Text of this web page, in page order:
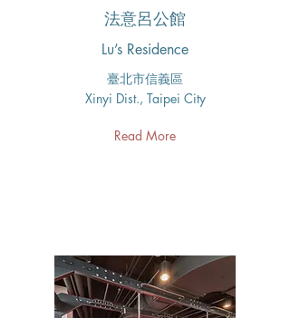
法意呂公館
Lu’s Residence
​臺北市信義區
Xinyi Dist., Taipei City
Read More